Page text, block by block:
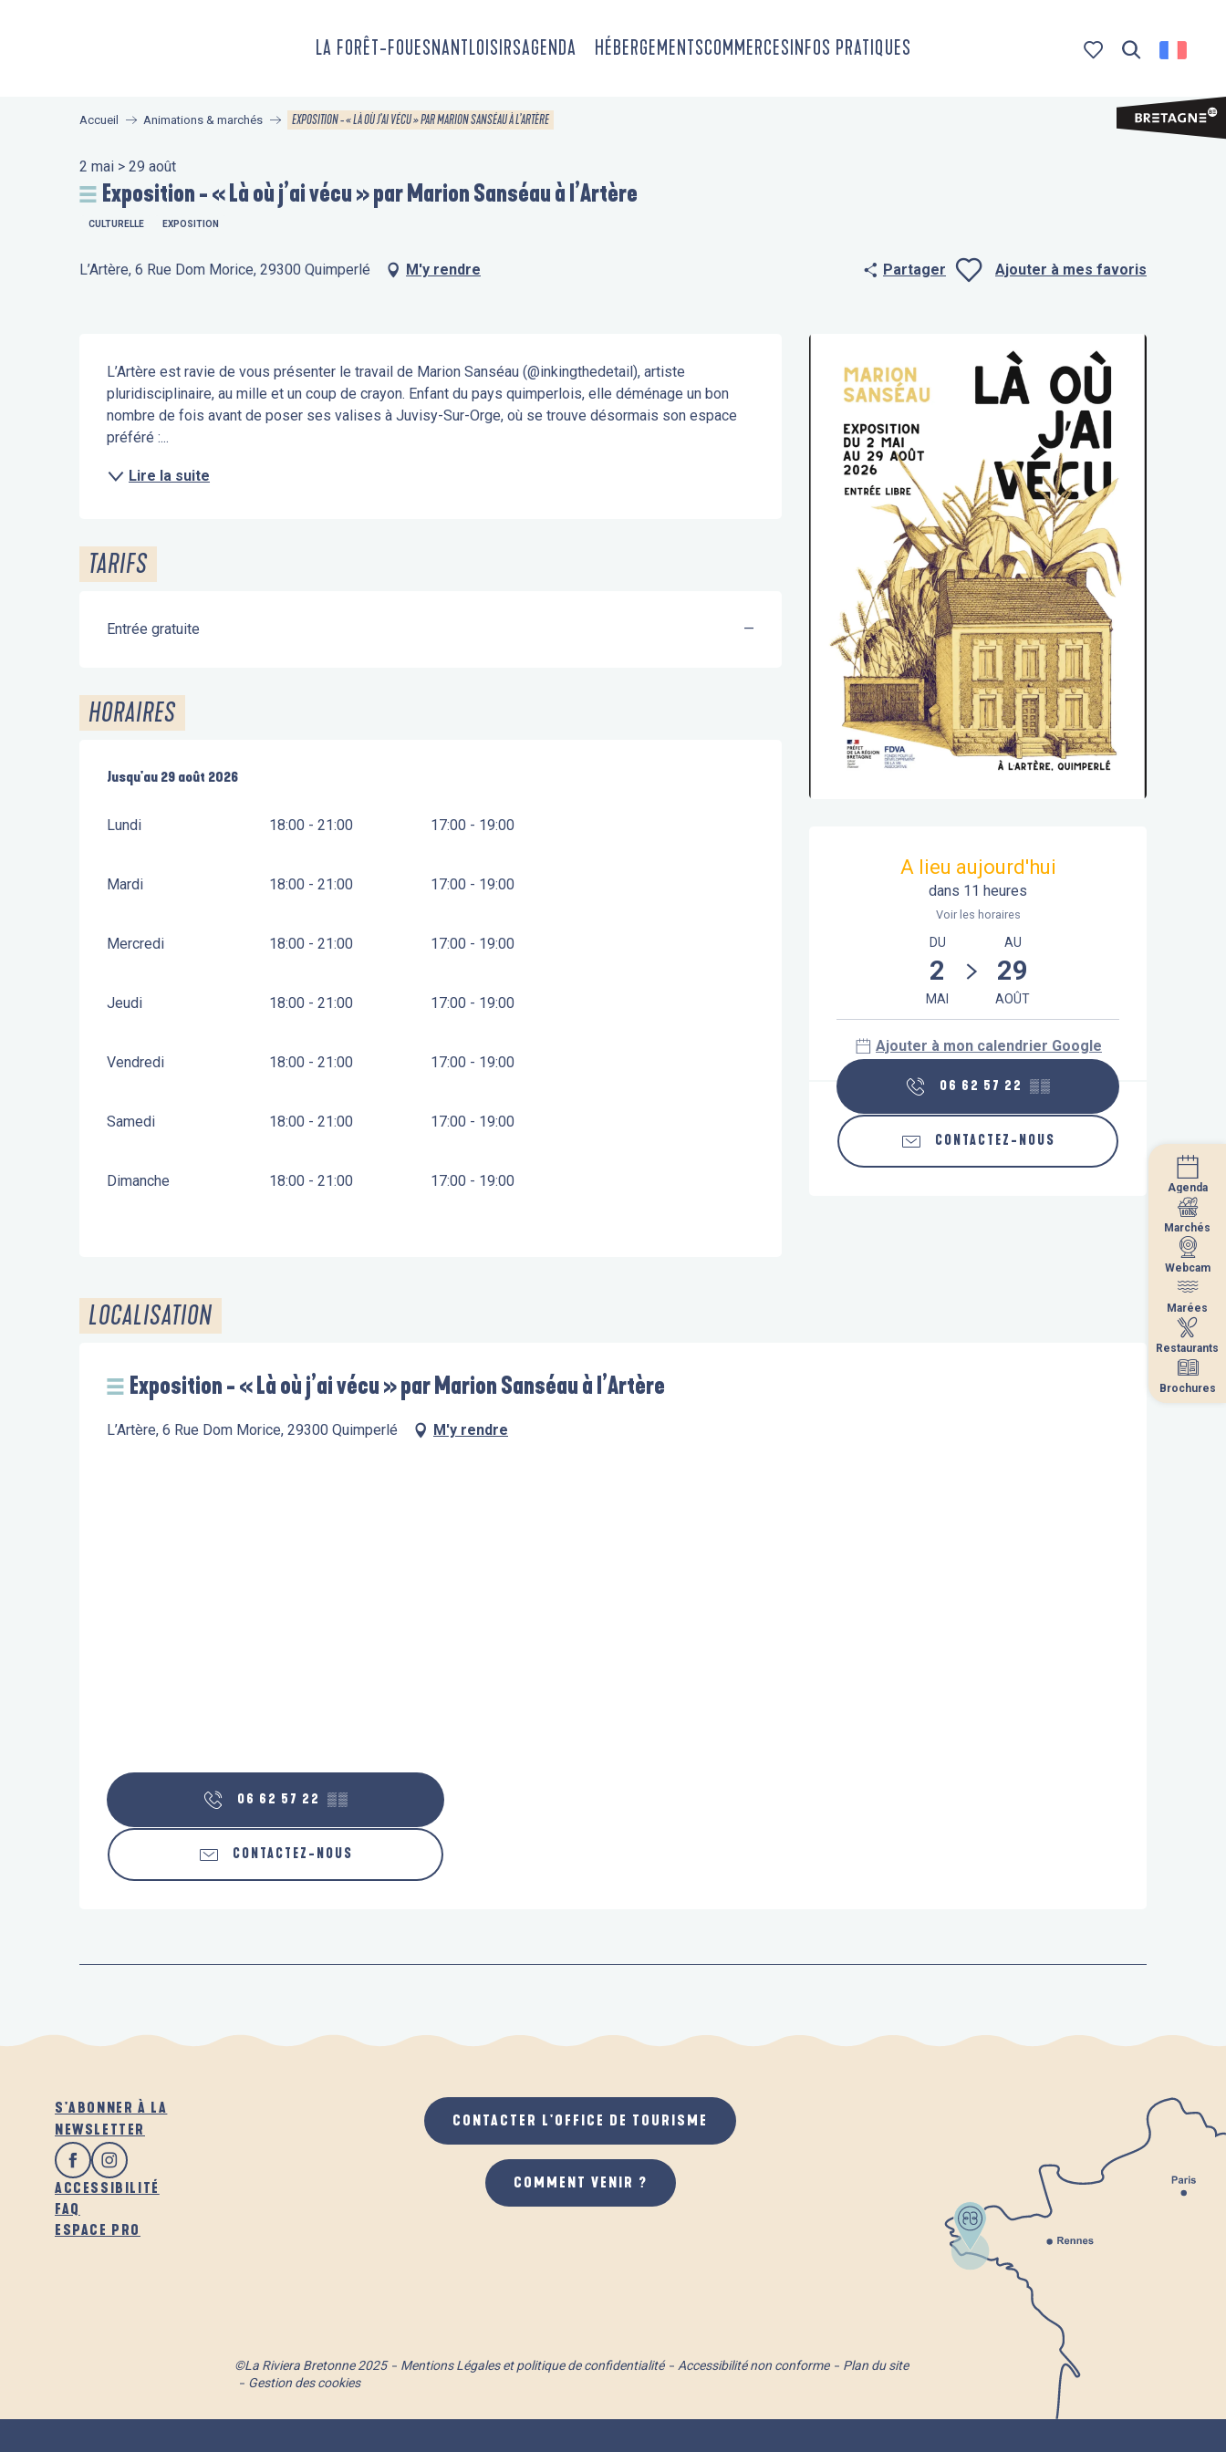
LA FORÊT-FOUESNANTLOISIRSAGENDA HÉBERGEMENTSCOMMERCES INFOS PRATIQUES
Agenda
Marchés
Webcam
Marées
Restaurants
Brochures
Accueil Animations & marchés EXPOSITION - « LÀ OÙ J’AI VÉCU » PAR MARION SANSÉAU À L’ARTÈRE
2 mai > 29 août
Exposition - « Là où j’ai vécu » par Marion Sanséau à l’Artère
CULTURELLE EXPOSITION
L’Artère, 6 Rue Dom Morice, 29300 Quimperlé M'y rendre Partager Ajouter à mes favoris
Ouverture et coordonnées
A lieu aujourd'hui
dans 11 heures
Voir les horaires
DU
2
MAI
AU
29
AOÛT
Ajouter à mon calendrier Google
06 62 57 22 ▒▒
CONTACTEZ-NOUS
Description
L’Artère est ravie de vous présenter le travail de Marion Sanséau (@inkingthedetail), artiste
pluridisciplinaire, au mille et un coup de crayon. Enfant du pays quimperlois, elle déménage un bon
nombre de fois avant de poser ses valises à Juvisy-Sur-Orge, où se trouve désormais son espace
préféré :...
Lire la suite
TARIFS
Entrée gratuite —
HORAIRES
Du2 mai 2026au 29 août 2026
Jusqu'au 29 août 2026
Lundi 18:00 - 21:00 17:00 - 19:00
Mardi 18:00 - 21:00 17:00 - 19:00
Mercredi 18:00 - 21:00 17:00 - 19:00
Jeudi 18:00 - 21:00 17:00 - 19:00
Vendredi 18:00 - 21:00 17:00 - 19:00
Samedi 18:00 - 21:00 17:00 - 19:00
Dimanche 18:00 - 21:00 17:00 - 19:00
LOCALISATION
Exposition - « Là où j’ai vécu » par Marion Sanséau à l’Artère
L’Artère, 6 Rue Dom Morice, 29300 Quimperlé M'y rendre
06 62 57 22 ▒▒
CONTACTEZ-NOUS
S'ABONNER À LA
NEWSLETTER
ACCESSIBILITÉ
FAQ
ESPACE PRO
CONTACTER L'OFFICE DE TOURISME
COMMENT VENIR ?
©La Riviera Bretonne 2025 Mentions Légales et politique de confidentialité Accessibilité non conforme
Plan du site
Gestion des cookies